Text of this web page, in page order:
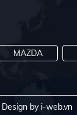
MAZDA
Design by i-web.vn